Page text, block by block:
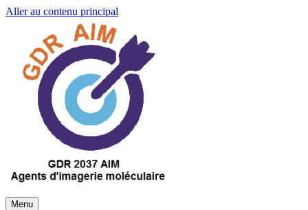
Aller au contenu principal
Menu